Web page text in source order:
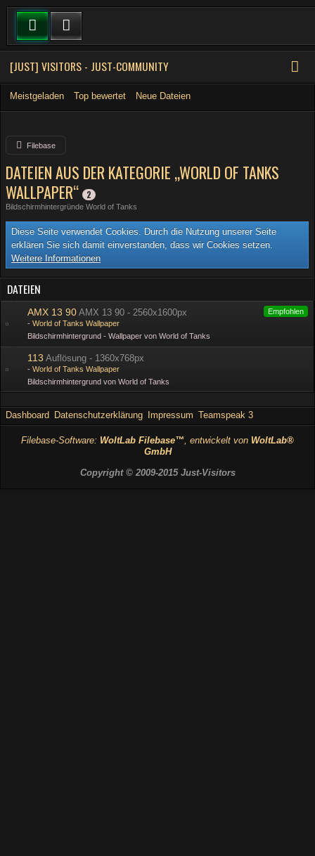
[JUST] VISITORS - JUST-COMMUNITY
Meistgeladen Top bewertet Neue Dateien
Filebase
DATEIEN AUS DER KATEGORIE „WORLD OF TANKS
WALLPAPER“
2
Bildschirmhintergründe World of Tanks
Diese Seite verwendet Cookies. Durch die Nutzung unserer Seite
erklären Sie sich damit einverstanden, dass wir Cookies setzen.
Weitere Informationen
DATEIEN
Empfohlen
AMX 13 90 AMX 13 90 - 2560x1600px
World of Tanks Wallpaper
Bildschirmhintergrund - Wallpaper von World of Tanks
113 Auflösung - 1360x768px
World of Tanks Wallpaper
Bildschirmhintergrund von World of Tanks
Dashboard Datenschutzerklärung Impressum Teamspeak 3
Filebase-Software: WoltLab Filebase™, entwickelt von WoltLab®
GmbH
Copyright © 2009-2015 Just-Visitors